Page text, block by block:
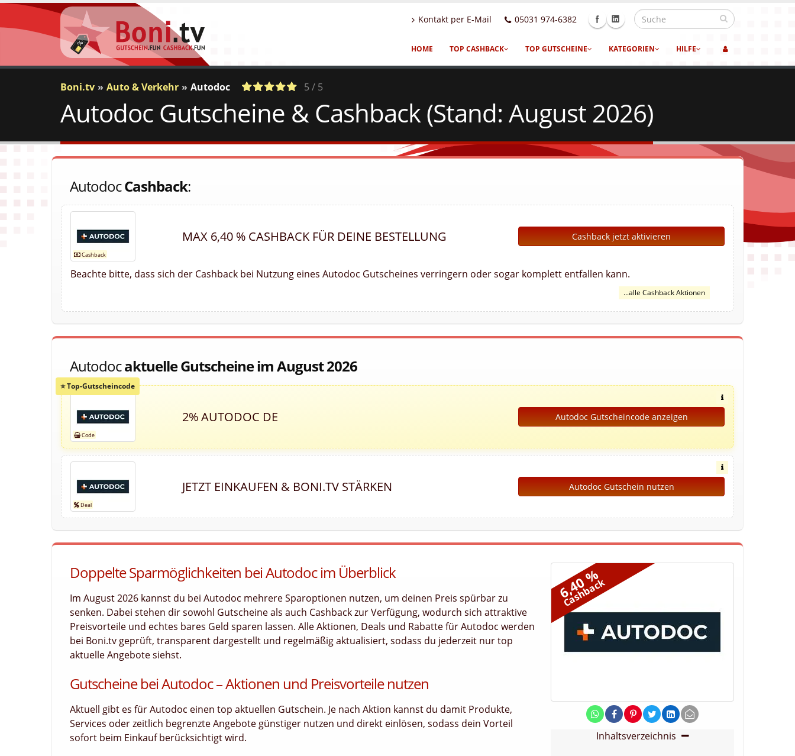
Kontakt per E-Mail 05031 974-6382
HOME TOP CASHBACK TOP GUTSCHEINE KATEGORIEN HILFE
Boni.tv Auto & Verkehr Autodoc
Votes
5 / 5
Autodoc Gutscheine & Cashback (Stand: August 2026)
AutodocCashback:
MAX 6,40 % CASHBACK FÜR DEINE BESTELLUNG Cashback jetzt aktivieren
Beachte bitte, dass sich der Cashback bei Nutzung eines Autodoc Gutscheines verringern oder sogar komplett entfallen kann.
...alle Cashback Aktionen
Autodocaktuelle Gutscheine im August 2026
2% AUTODOC DE Autodoc Gutscheincode anzeigen
JETZT EINKAUFEN & BONI.TV STÄRKEN Autodoc Gutschein nutzen
6,40 %
Cashback
Inhaltsverzeichnis
Doppelte Sparmöglichkeiten bei Autodoc im Überblick
Im August 2026 kannst du bei Autodoc mehrere Sparoptionen nutzen, um deinen Preis spürbar zu
senken. Dabei stehen dir sowohl Gutscheine als auch Cashback zur Verfügung, wodurch sich attraktive
Preisvorteile und echtes bares Geld sparen lassen. Alle Aktionen, Deals und Rabatte für Autodoc werden
bei Boni.tv geprüft, transparent dargestellt und regelmäßig aktualisiert, sodass du jederzeit nur top
aktuelle Angebote siehst.
Gutscheine bei Autodoc – Aktionen und Preisvorteile nutzen
Aktuell gibt es für Autodoc einen top aktuellen Gutschein. Je nach Aktion kannst du damit Produkte,
Services oder zeitlich begrenzte Angebote günstiger nutzen und direkt einlösen, sodass dein Vorteil
sofort beim Einkauf berücksichtigt wird.